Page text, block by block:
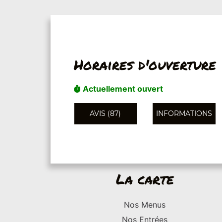
Horaires d'ouverture
Actuellement ouvert
AVIS (87) INFORMATIONS
La carte
Nos Menus
Nos Entrées